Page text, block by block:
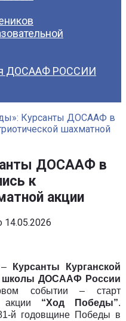
ДОСААФ РОССИИ
Курсанты ДОСААФ в
шахматной
ДОСААФ в
к
акции
14.05.2026
– Курсанты
Курганской
школы ДОСААФ России
м событии – старт
акции “Ход Победы”.
й годовщине Победы в